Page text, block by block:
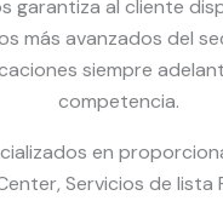
garantiza al cliente
más avanzados del
siempre
competencia.
en
Servicios de lista